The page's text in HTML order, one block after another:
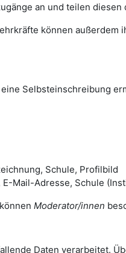
an und teilen diesen
können außerdem
Selbsteinschreibung
Schule, Profilbild
Mail-Adresse, Schule
Moderator/innen
Daten verarbeitet.